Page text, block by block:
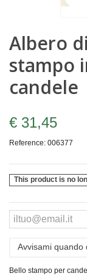
Albero
stampo
candele
€ 31,45
Reference: 006377
This product is no
Avvisami quando
Bello stampo per